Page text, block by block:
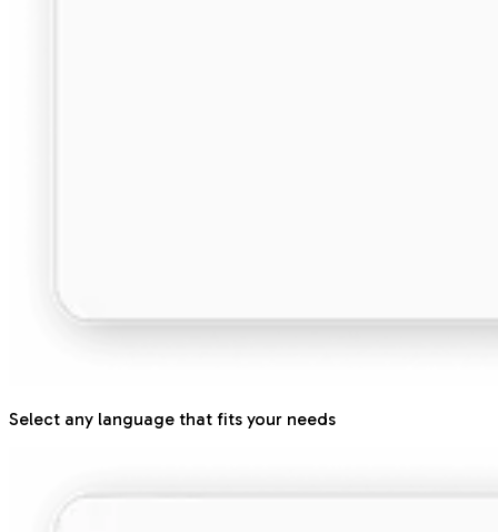
Select any language that fits your needs